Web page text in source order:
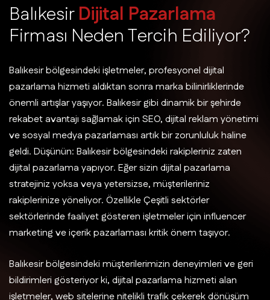
BalıkesirDijital Pazarlama
Firması NedenTercih Ediliyor?
Balıkesir bölgesindeki işletmeler, profesyonel dijital
pazarlama hizmeti aldıktan sonra marka bilinirliklerinde
önemli artışlar yaşıyor. Balıkesir gibi dinamik bir şehirde
rekabet avantajı sağlamak için SEO, dijital reklam yönetimi
ve sosyal medya pazarlaması artık bir zorunluluk haline
geldi. Düşünün: Balıkesir bölgesindeki rakipleriniz zaten
dijital pazarlama yapıyor. Eğer sizin dijital pazarlama
stratejiniz yoksa veya yetersizse, müşterileriniz
rakiplerinize yöneliyor. Özellikle Çeşitli sektörler
sektörlerinde faaliyet gösteren işletmeler için influencer
marketing ve içerik pazarlaması kritik önem taşıyor.
Balıkesir bölgesindeki müşterilerimizin deneyimleri ve geri
bildirimleri gösteriyor ki, dijital pazarlama hizmeti alan
işletmeler, web sitelerine nitelikli trafik çekerek dönüşüm